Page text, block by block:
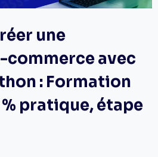
une
avec
: Formation
pratique, étape